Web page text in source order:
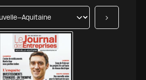
Suivant